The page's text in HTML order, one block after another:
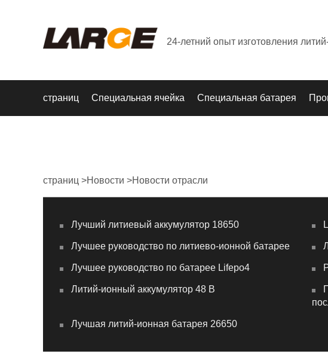
24-летний опыт изготовления
страниц Специальная ячейка Специальная батарея
страниц >Новости >Новости отрасли
Лучший литиевый аккумулятор 18650
Лучшее руководство по литиево-ионной батарее
Лучшее руководство по батарее Lifepo4
Литий-ионный аккумулятор 48 В
Лучшая литий-ионная батарея 26650